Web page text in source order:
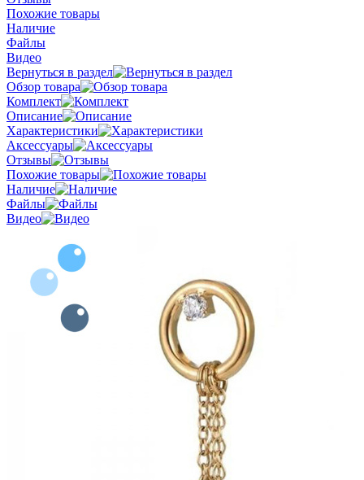
Похожие товары
Наличие
Файлы
Видео
Вернуться в раздел
Обзор товара
Комплект
Описание
Характеристики
Аксессуары
Отзывы
Похожие товары
Наличие
Файлы
Видео